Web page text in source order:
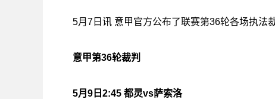
5月7日讯 意甲官方公布了联赛第36轮各场执法
意甲第36轮裁判
5月9日2:45 都灵vs萨索洛